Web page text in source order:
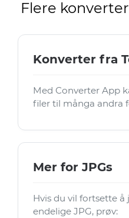
Flere
Konverter fra
Med Converter App
filer til många andra
Mer for JPGs
Hvis du vil fortsette
endelige JPG, prøv: